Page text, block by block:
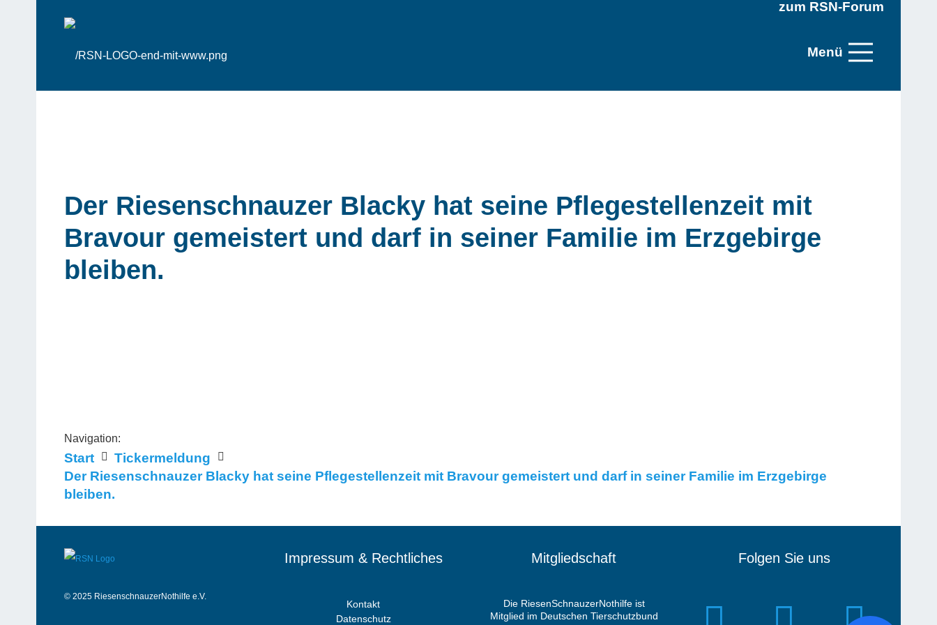
zum RSN-Forum
Menü
Der Riesenschnauzer Blacky hat seine Pflegestellenzeit mit
Bravour gemeistert und darf in seiner Familie im Erzgebirge
bleiben.
Navigation:
Start
Tickermeldung
Der Riesenschnauzer Blacky hat seine Pflegestellenzeit mit Bravour gemeistert und darf in seiner Familie im Erzgebirge
bleiben.
© 2025 RiesenschnauzerNothilfe e.V.
Impressum & Rechtliches
Kontakt
Datenschutz
Mitgliedschaft
Die RiesenSchnauzerNothilfe ist
Mitglied im Deutschen Tierschutzbund
Folgen Sie uns